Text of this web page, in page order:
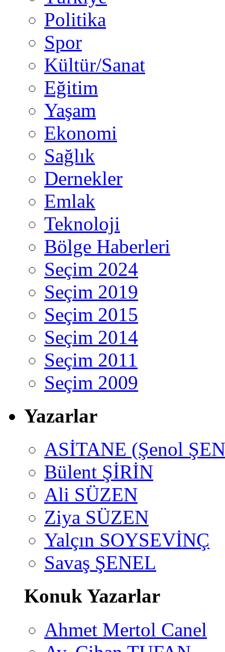
Politika
Spor
Kültür/Sanat
Eğitim
Yaşam
Ekonomi
Sağlık
Dernekler
Emlak
Teknoloji
Bölge Haberleri
Seçim 2024
Seçim 2019
Seçim 2015
Seçim 2014
Seçim 2011
Seçim 2009
Yazarlar
ASİTANE (Şenol
Bülent ŞİRİN
Ali SÜZEN
Ziya SÜZEN
Yalçın SOYSEVİNÇ
Savaş ŞENEL
Konuk Yazarlar
Ahmet Mertol Canel